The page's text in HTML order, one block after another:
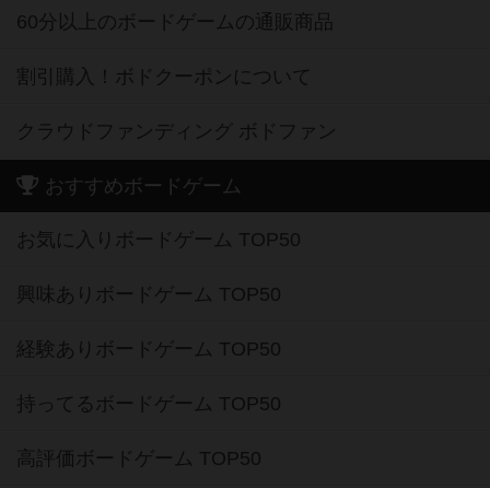
60分以上のボードゲームの通販商品
割引購入！ボドクーポンについて
クラウドファンディング ボドファン
おすすめボードゲーム
お気に入りボードゲーム TOP50
興味ありボードゲーム TOP50
経験ありボードゲーム TOP50
持ってるボードゲーム TOP50
高評価ボードゲーム TOP50